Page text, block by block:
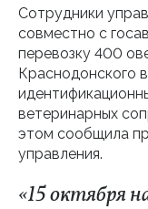
Сотрудники
совместно с
перевозку 400
Краснодонского
ветеринарных
этом сообщила
управления.
«15 октября